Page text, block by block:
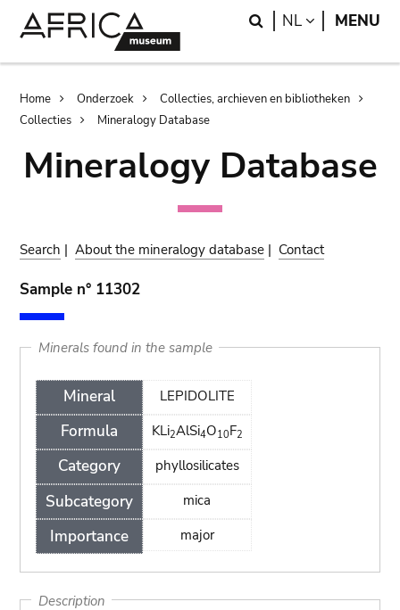
Search
NL LANGUAGE
MENU
Breadcrumb
Home Onderzoek
Collecties, archieven en bibliotheken
Collecties
Mineralogy Database
Mineralogy Database
Search |About the mineralogy database | Contact
Sample n° 11302
Minerals found in the sample
Mineral
Formula
Category
Subcategory
Importance
LEPIDOLITE
KLi2AlSi4O10F2
phyllosilicates
mica
major
Description